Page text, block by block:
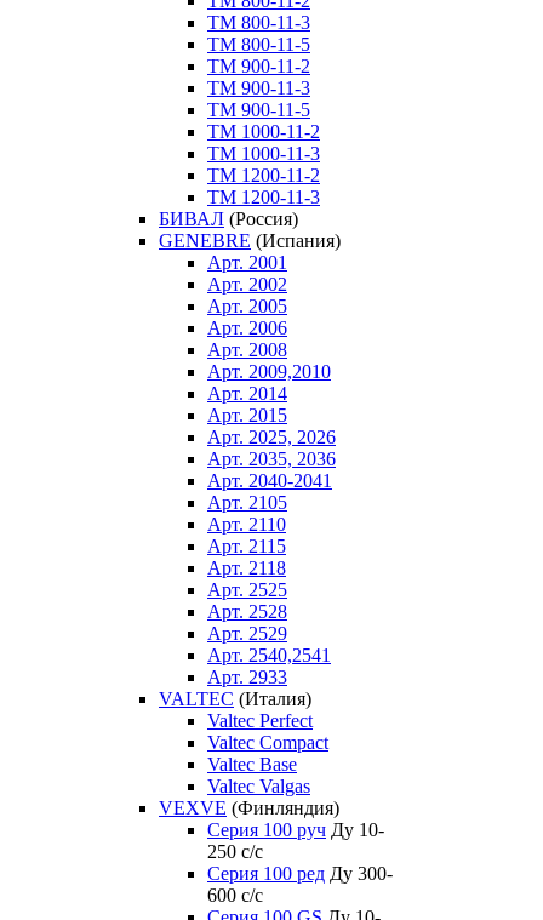
ТM 800-11-3
ТM 800-11-5
ТM 900-11-2
ТM 900-11-3
ТM 900-11-5
ТM 1000-11-2
ТM 1000-11-3
ТM 1200-11-2
ТM 1200-11-3
БИВАЛ (Россия)
GENEBRE (Испания)
Арт. 2001
Арт. 2002
Арт. 2005
Арт. 2006
Арт. 2008
Арт. 2009,2010
Арт. 2014
Арт. 2015
Арт. 2025, 2026
Арт. 2035, 2036
Арт. 2040-2041
Арт. 2105
Арт. 2110
Арт. 2115
Арт. 2118
Арт. 2525
Арт. 2528
Арт. 2529
Арт. 2540,2541
Арт. 2933
VALTEC (Италия)
Valtec Perfect
Valtec Compact
Valtec Base
Valtec Valgas
VEXVE (Финляндия)
Серия 100 руч Ду 10-
250 c/c
Серия 100 ред Ду 300-
600 c/c